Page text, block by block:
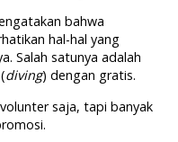
bahwa
hal-hal yang
Salah satunya adalah
diving) dengan gratis.
saja, tapi banyak